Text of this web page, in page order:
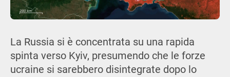
La Russia si è concentrata su una rapida
spinta verso Kyiv, presumendo che le forze
ucraine si sarebbero disintegrate dopo lo